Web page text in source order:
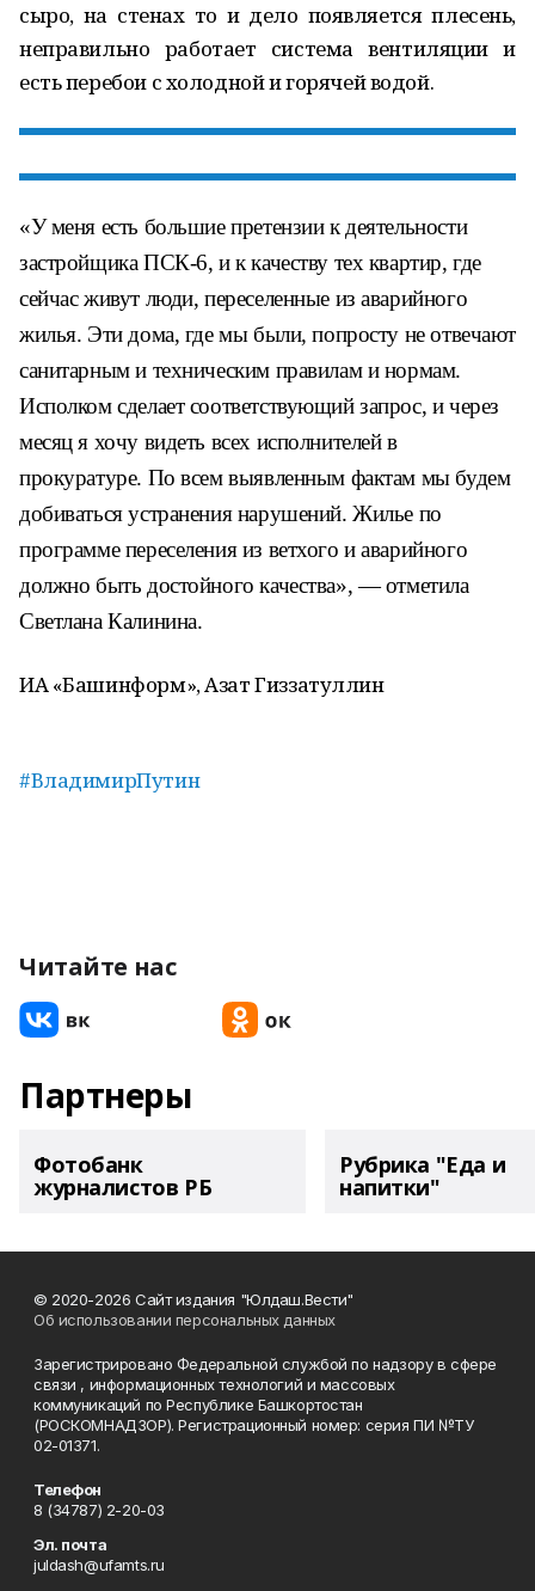
сыро, на стенах то и дело появляется плесень,
неправильно работает система вентиляции и
есть перебои с холодной и горячей водой.
«У меня есть большие претензии к деятельности
застройщика ПСК-6, и к качеству тех квартир, где
сейчас живут люди, переселенные из аварийного
жилья. Эти дома, где мы были, попросту не отвечают
санитарным и техническим правилам и нормам.
Исполком сделает соответствующий запрос, и через
месяц я хочу видеть всех исполнителей в
прокуратуре. По всем выявленным фактам мы будем
добиваться устранения нарушений. Жилье по
программе переселения из ветхого и аварийного
должно быть достойного качества», — отметила
Светлана Калинина.
ИА «Башинформ», Азат Гиззатуллин
#ВладимирПутин
Читайте нас
Партнеры
Фотобанк
журналистов РБ
Рубрика "Еда и
напитки"
© 2020-2026 Сайт издания "Юлдаш.Вести"
Об использовании персональных данных
Зарегистрировано Федеральной службой по надзору в сфере
связи , информационных технологий и массовых
коммуникаций по Республике Башкортостан
(РОСКОМНАДЗОР). Регистрационный номер: серия ПИ №ТУ
02-01371.
Телефон
8 (34787) 2-20-03
Эл. почта
juldash@ufamts.ru